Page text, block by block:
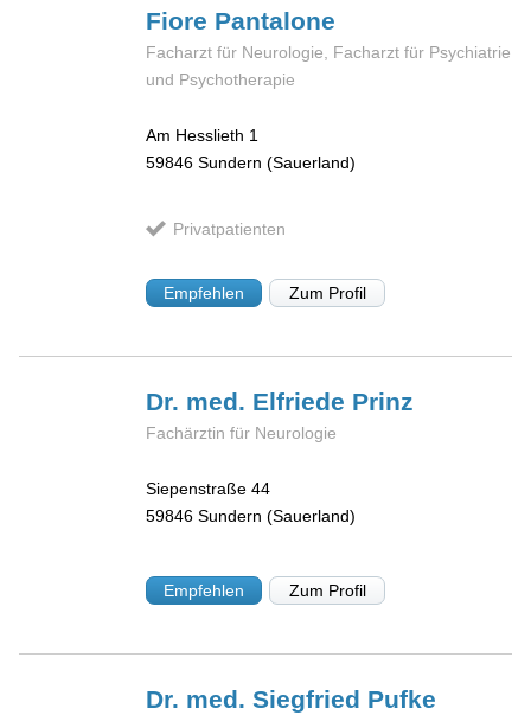
Fiore Pantalone
Facharzt für Neurologie, Facharzt für Psychiatrie
und Psychotherapie
Am Hesslieth 1
59846 Sundern (Sauerland)
Privatpatienten
Empfehlen Zum Profil
Dr. med. Elfriede Prinz
Fachärztin für Neurologie
Siepenstraße 44
59846 Sundern (Sauerland)
Empfehlen Zum Profil
Dr. med. Siegfried Pufke